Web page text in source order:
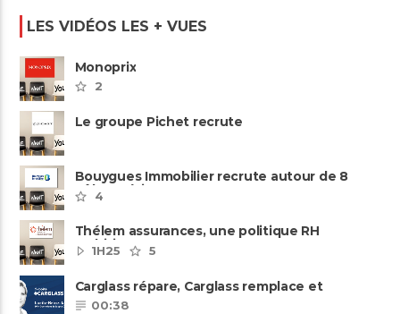
LES VIDÉOS LES + VUES
Monoprix
2
Le groupe Pichet recrute
Bouygues Immobilier recrute autour de 8
pôles métiers
4
Thélem assurances, une politique RH
ambitieuse
1H25 5
Carglass répare, Carglass remplace et
Carglass embauche également.
00:38